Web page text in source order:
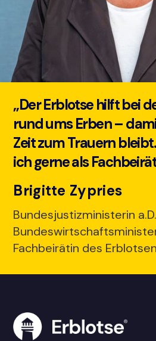
„Der Erblotse hilft bei
rund ums Erben –
Zeit zum Trauern
ich gerne als
Brigitte Zypries
Bundesjustizministerin a.D.
Fachbeirätin des Erblotsen